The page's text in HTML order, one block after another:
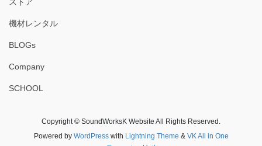
機材レンタル
BLOGs
Company
SCHOOL
Copyright © SoundWorksK Website All Rights Reserved.
Powered by WordPresswith Lightning Theme & VK All in One